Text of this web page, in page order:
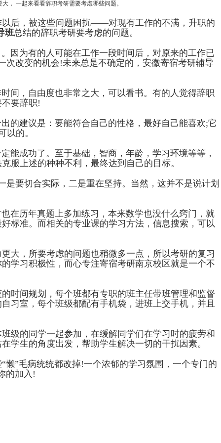
， 一起来看看辞职考研需要考虑哪些问题。
后，被这些问题困扰——对现有工作的不满，升职的
班总结的辞职考研要考虑的问题。
为有的人可能在工作一段时间后，对原来的工作已
改变的机会!未来总是不确定的，安徽寄宿考研辅导
，自由度也非常之大，可以看书。有的人觉得辞职
要辞职!
的建议是：要能符合自己的性格，最好自己能喜欢;它
以的。
成功了。至于基础，智商，年龄，学习环境等等，
服上述的种种不利，最终达到自己的目标。
要切合实际，二是重在坚持。当然，这并不是说计划
历年真题上多加练习，本来数学也没什么窍门，就
标准。而相关的专业课的学习方法，信息搜索，可以
大，所要考虑的问题也稍微多一点，所以考研的复习
学习积极性，而心专注寄宿考研南京校区就是一个不
间规划，每个班都有专职的班主任带班管理和监督
习室，每个班级都配有手机袋，进班上交手机，并且
的同学一起参加，在缓解同学们在学习时的疲劳和
学生的角度出发，帮助学生解决一切的干扰因素。
”毛病统统都改掉!一个浓郁的学习氛围，一个专门的
的加入!